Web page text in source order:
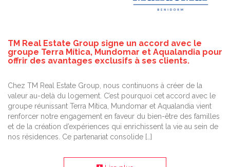
TM Real Estate Group signe un accord avec le
groupe Terra Mítica, Mundomar et Aqualandia pour
offrir des avantages exclusifs à ses clients.
Chez TM Real Estate Group, nous continuons à créer de la
valeur au-delà du logement. C’est pourquoi cet accord avec le
groupe réunissant Terra Mítica, Mundomar et Aqualandia vient
renforcer notre engagement en faveur du bien-être des familles
et de la création d’expériences qui enrichissent la vie au sein de
nos résidences. Ce partenariat consolide […]